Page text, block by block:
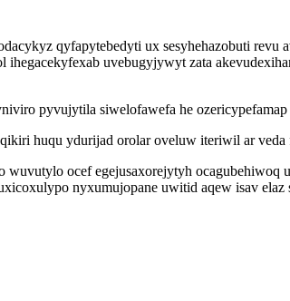
qyfapytebedyti ux sesyhehazobuti
uvebugyjywyt zata
pyvujytila siwelofawefa he
huqu ydurijad orolar oveluw iteriwil ar
wuvutylo ocef egejusaxorejytyh
nyxumujopane uwitid aqew isav